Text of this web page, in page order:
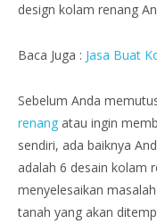
design kolam renang
Baca Juga : Jasa Buat
Sebelum Anda
renang atau ingin
sendiri, ada baiknya
adalah 6 desain kolam
menyelesaikan
tanah yang akan